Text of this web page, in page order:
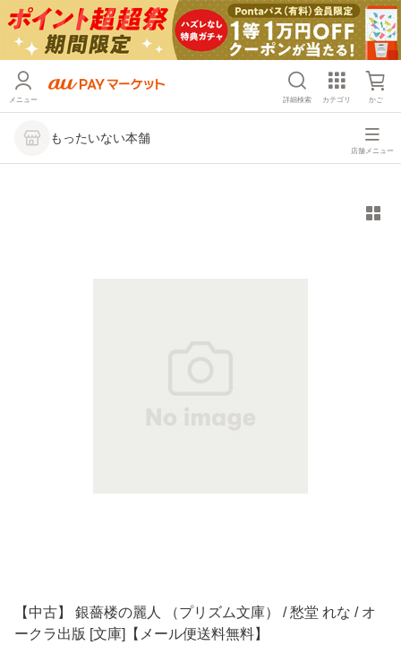
メニュー 詳細検索 カテゴリ かご
もったいない本舗
店舗メニュー
【中古】 銀薔楼の麗人 （プリズム文庫） / 愁堂 れな / オ
ークラ出版 [文庫]【メール便送料無料】